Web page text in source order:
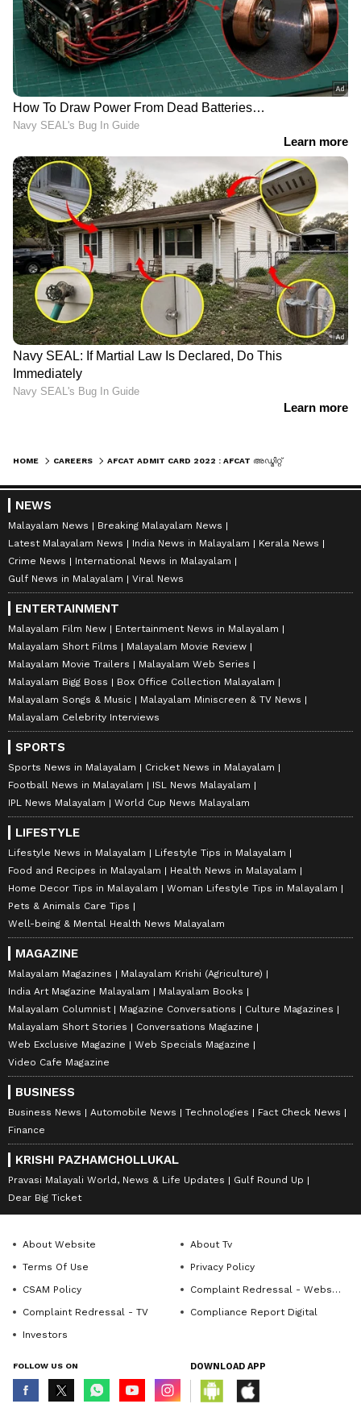
HOME CAREERS
NEWS
Malayalam News
Breaking Malayalam News
Latest Malayalam News
India News in Malayalam
Kerala News
Crime News
International News in Malayalam
Gulf News in Malayalam
Viral News
ENTERTAINMENT
Malayalam Film New
Entertainment News in Malayalam
Malayalam Short Films
Malayalam Movie Review
Malayalam Movie Trailers
Malayalam Web Series
Malayalam Bigg Boss
Box Office Collection Malayalam
Malayalam Songs & Music
Malayalam Miniscreen & TV News
Malayalam Celebrity Interviews
SPORTS
Sports News in Malayalam
Cricket News in Malayalam
Football News in Malayalam
ISL News Malayalam
IPL News Malayalam
World Cup News Malayalam
LIFESTYLE
Lifestyle News in Malayalam
Lifestyle Tips in Malayalam
Food and Recipes in Malayalam
Health News in Malayalam
Home Decor Tips in Malayalam
Woman Lifestyle Tips in Malayalam
Pets & Animals Care Tips
Well-being & Mental Health News Malayalam
MAGAZINE
Malayalam Magazines
Malayalam Krishi (Agriculture)
India Art Magazine Malayalam
Malayalam Books
Malayalam Columnist
Magazine Conversations
Culture Magazines
Malayalam Short Stories
Conversations Magazine
Web Exclusive Magazine
Web Specials Magazine
Video Cafe Magazine
BUSINESS
Business News Automobile News Technologies
Fact Check News
Finance
KRISHI PAZHAMCHOLLUKAL
Pravasi Malayali World, News & Life Updates
Gulf Round Up
Dear Big Ticket
About Website
About Tv
Terms Of Use
Privacy Policy
CSAM Policy
Complaint Redressal - Website
Complaint Redressal - TV
Compliance Report Digital
Investors
FOLLOW US ON DOWNLOAD APP